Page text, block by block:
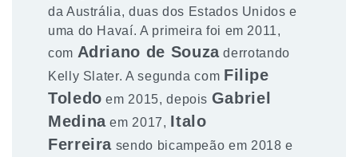
da Austrália, duas dos Estados Unidos e
uma do Havaí. A primeira foi em 2011,
com Adriano de Souzaderrotando
Kelly Slater. A segunda com Filipe
Toledo em 2015, depois Gabriel
Medinaem 2017, Italo
Ferreira sendo bicampeão em 2018 e